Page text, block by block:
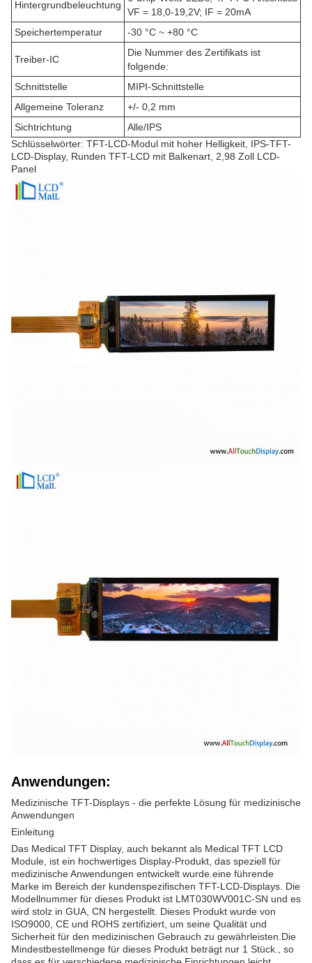
Hintergrundbeleuchtung
VF = 18,0-19,2V; IF = 20mA
Speichertemperatur
-30 °C ~ +80 °C
Treiber-IC
Die Nummer des Zertifikats ist
folgende:
Schnittstelle
MIPI-Schnittstelle
Allgemeine Toleranz
+/- 0,2 mm
Sichtrichtung
Alle/IPS
Schlüsselwörter: TFT-LCD-Modul mit hoher Helligkeit, IPS-TFT-
LCD-Display, Runden TFT-LCD mit Balkenart, 2,98 Zoll LCD-
Panel
Anwendungen:
Medizinische TFT-Displays - die perfekte Lösung für medizinische
Anwendungen
Einleitung
Das Medical TFT Display, auch bekannt als Medical TFT LCD
Module, ist ein hochwertiges Display-Produkt, das speziell für
medizinische Anwendungen entwickelt wurde.eine führende
Marke im Bereich der kundenspezifischen TFT-LCD-Displays. Die
Modellnummer für dieses Produkt ist LMT030WV001C-SN und es
wird stolz in GUA, CN hergestellt. Dieses Produkt wurde von
ISO9000, CE und ROHS zertifiziert, um seine Qualität und
Sicherheit für den medizinischen Gebrauch zu gewährleisten.Die
Mindestbestellmenge für dieses Produkt beträgt nur 1 Stück., so